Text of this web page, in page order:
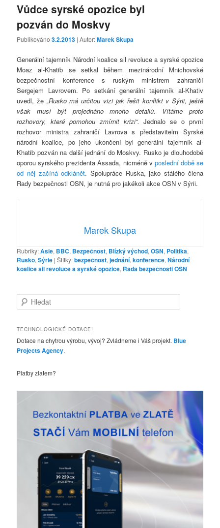
Vůdce syrské opozice byl
pozván do Moskvy
Publikováno3.2.2013 | Autor:Marek Skupa
Generální tajemník Národní koalice sil revoluce a syrské opozice
Moaz al-Khatib se setkal během mezinárodní Mnichovské
bezpečnostní konference s ruským ministrem zahraničí
Sergejem Lavrovem. Po setkání generální tajemník al-Khativ
uvedl, že „Rusko má určitou vizi jak řešit konflikt v Sýrii, ještě
však musí být projednáno mnoho detailů. Vítáme proto
rozhovory, které pomohou zmírnit krizi“. Jednalo se o první
rozhovor ministra zahraničí Lavrova s představitelm Syrské
národní koalice, po jeho ukončení byl generální tajemník al-
Khatib pozván na další jednání do Moskvy. Rusko je dlouhodobě
oporou syrského prezidenta Assada, nicméně v poslední době se
od něj začíná odklánět. Spolupráce Ruska, jako stálého člena
Rady bezpečnosti OSN, je nutná pro jakékoli akce OSN v Sýrii.
Marek Skupa
Rubriky:Asie, BBC, Bezpečnost, Blízký východ,OSN, Politika,
Rusko,Sýrie |Štítky:bezpečnost,jednání,konference,Národní
koalice sil revoluce a syrské opozice, Rada bezpečnosti OSN
l
d
t
TECHNOLOGICKÉ DOTACE!
Dotace na chytrou výrobu, vývoj? Zvládneme i Váš projekt. Blue
Projects Agency.
Platby zlatem?